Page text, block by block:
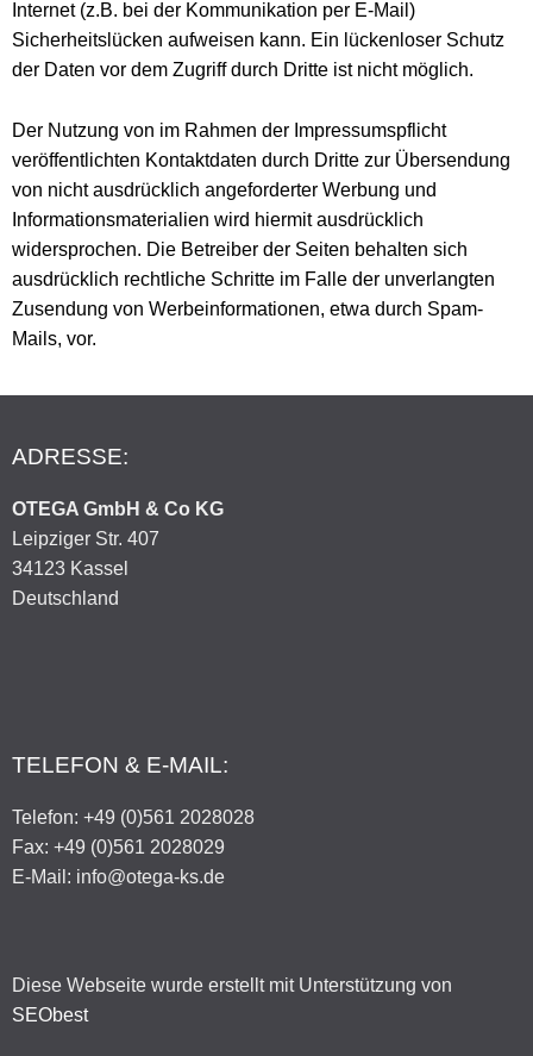
Internet (z.B. bei der Kommunikation per E-Mail)
Sicherheitslücken aufweisen kann. Ein lückenloser Schutz
der Daten vor dem Zugriff durch Dritte ist nicht möglich.
Der Nutzung von im Rahmen der Impressumspflicht
veröffentlichten Kontaktdaten durch Dritte zur Übersendung
von nicht ausdrücklich angeforderter Werbung und
Informationsmaterialien wird hiermit ausdrücklich
widersprochen. Die Betreiber der Seiten behalten sich
ausdrücklich rechtliche Schritte im Falle der unverlangten
Zusendung von Werbeinformationen, etwa durch Spam-
Mails, vor.
ADRESSE:
OTEGA GmbH & Co KG
Leipziger Str. 407
34123 Kassel
Deutschland
TELEFON & E-MAIL:
Telefon: +49 (0)561 2028028
Fax: +49 (0)561 2028029
E-Mail: info@otega-ks.de
Diese Webseite wurde erstellt mit Unterstützung von
SEObest